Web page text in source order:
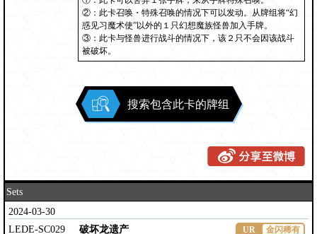
②：此卡召唤・特殊召唤的情况下可以发动。从牌组将“幻
惑见习魔术使”以外的１只幻想魔族怪兽加入手牌。
③：此卡与怪兽进行战斗的情况下，该２只不会因该战斗
被破坏。
搜索包含此卡的牌组
Sets
2024-03-30
LEDE-SC029
破坏龙遗产 UR 金闪稀有